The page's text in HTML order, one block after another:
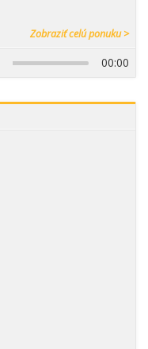
Zobraziť celú ponuku >
00:00